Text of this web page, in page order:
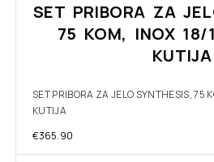
SET PRIBORA ZA
75 KOM, INOX 18/
KUTIJA
SET PRIBORA ZA JELO SYNTHESIS, 75
KUTIJA
€365.90